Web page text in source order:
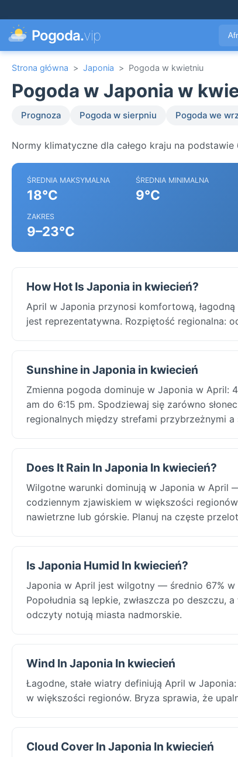
Pogoda.vip
Strona główna > Japonia > Pogoda w kwietniu
Pogoda w Japonia w
Prognoza Pogoda w sierpniu Pogoda we
Normy klimatyczne dla całego kraju na
ŚREDNIA MAKSYMALNA
18°C
ŚREDNIA MINIMALNA
9°C
ZAKRES
9–23°C
How Hot Is Japonia in kwiecień?
April w Japonia przynosi komfortową,
jest reprezentatywna. Rozpiętość regionalna:
Sunshine in Japonia in kwiecień
Zmienna pogoda dominuje w Japonia w April:
am do 6:15 pm. Spodziewaj się zarówno
regionalnych między strefami przybrzeżnymi a
Does It Rain In Japonia In kwiecień?
Wilgotne warunki dominują w Japonia w April
codziennym zjawiskiem w większości
nawietrzne lub górskie. Planuj na częste
Is Japonia Humid In kwiecień?
Japonia w April jest wilgotny — średnio 67%
Popołudnia są lepkie, zwłaszcza po deszczu,
odczyty notują miasta nadmorskie.
Wind In Japonia In kwiecień
Łagodne, stałe wiatry definiują April w
w większości regionów. Bryza sprawia, że
Cloud Cover In Japonia In kwiecień